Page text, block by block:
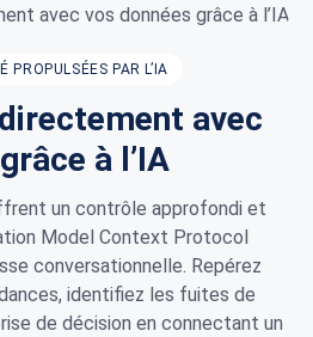
PAR L’IA
avec
à l’IA
un contrôle approfondi et
Model Context Protocol
conversationnelle. Repérez
identifiez les fuites de
de décision en connectant un